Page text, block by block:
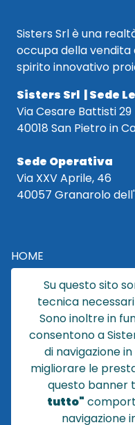
Sisters Srl è una
occupa della
spirito innovativo
Sisters Srl | Sede
Via Cesare Battisti 29
40018 San Pietro in
Sede Operativa
Via XXV Aprile, 46
40057 Granarolo
HOME
CATALOGO
CHI SIAMO
NEWS
CONTATTACI
CONDIZIONI DI
POLICY PRIVACY
NOTE LEGALI
Su questo sito
tecnica
Sono inoltre in
consentono a
di navigazione
migliorare le
questo banner
tutto"
navigazione